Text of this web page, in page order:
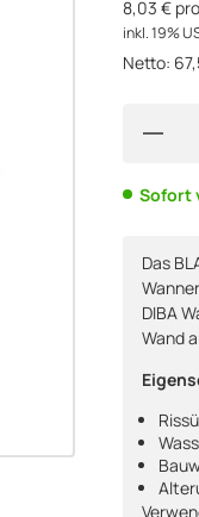
8,03 €
inkl. 19%
Netto:
Sofort
Das
DIBA
Wand